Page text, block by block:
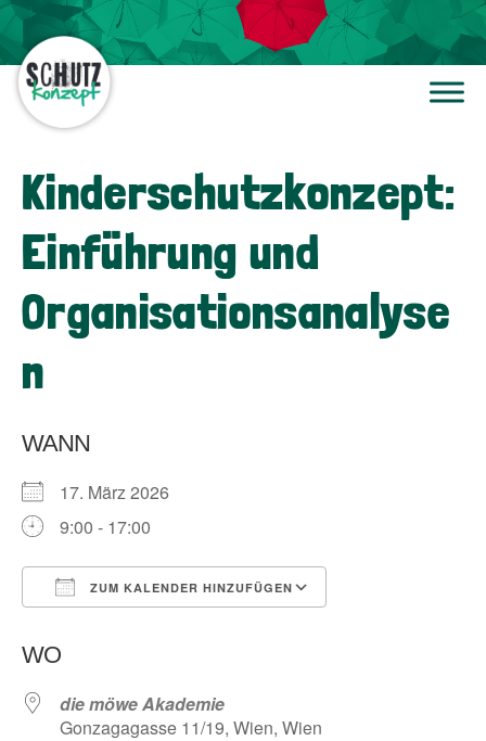
Kinderschutzkonzept:
Einführung und
Organisationsanalyse
n
WANN
17. März 2026
9:00 - 17:00
ZUM KALENDER HINZUFÜGEN
WO
die möwe Akademie
Gonzagagasse 11/19, Wien, Wien